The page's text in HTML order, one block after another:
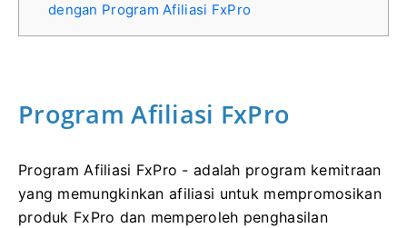
dengan Program Afiliasi FxPro
Program Afiliasi FxPro
Program Afiliasi FxPro - adalah program kemitraan
yang memungkinkan afiliasi untuk mempromosikan
produk FxPro dan memperoleh penghasilan